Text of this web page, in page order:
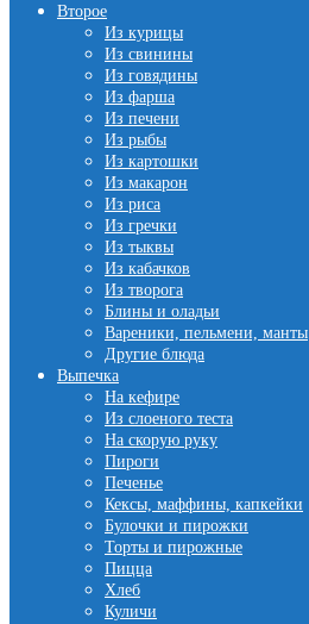
Второе
Из курицы
Из свинины
Из говядины
Из фарша
Из печени
Из рыбы
Из картошки
Из макарон
Из риса
Из гречки
Из тыквы
Из кабачков
Из творога
Блины и оладьи
Вареники, пельмени, манты
Другие блюда
Выпечка
На кефире
Из слоеного теста
На скорую руку
Пироги
Печенье
Кексы, маффины, капкейки
Булочки и пирожки
Торты и пирожные
Пицца
Хлеб
Куличи